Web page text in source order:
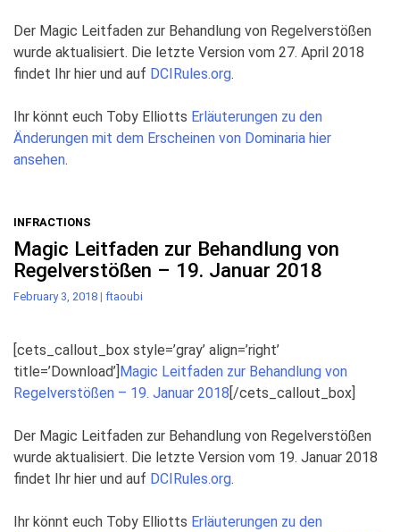
Der Magic Leitfaden zur Behandlung von Regelverstößen
wurde aktualisiert. Die letzte Version vom 27. April 2018
findet Ihr hier und auf DCIRules.org.
Ihr könnt euch Toby Elliotts Erläuterungen zu den
Änderungen mit dem Erscheinen von Dominaria hier
ansehen.
INFRACTIONS
Magic Leitfaden zur Behandlung von
Regelverstößen – 19. Januar 2018
February 3, 2018 | ftaoubi
[cets_callout_box style=’gray’ align=’right’
title=’Download’] Magic Leitfaden zur Behandlung von
Regelverstößen – 19. Januar 2018 [/cets_callout_box]
Der Magic Leitfaden zur Behandlung von Regelverstößen
wurde aktualisiert. Die letzte Version vom 19. Januar 2018
findet Ihr hier und auf DCIRules.org.
Ihr könnt euch Toby Elliotts Erläuterungen zu den